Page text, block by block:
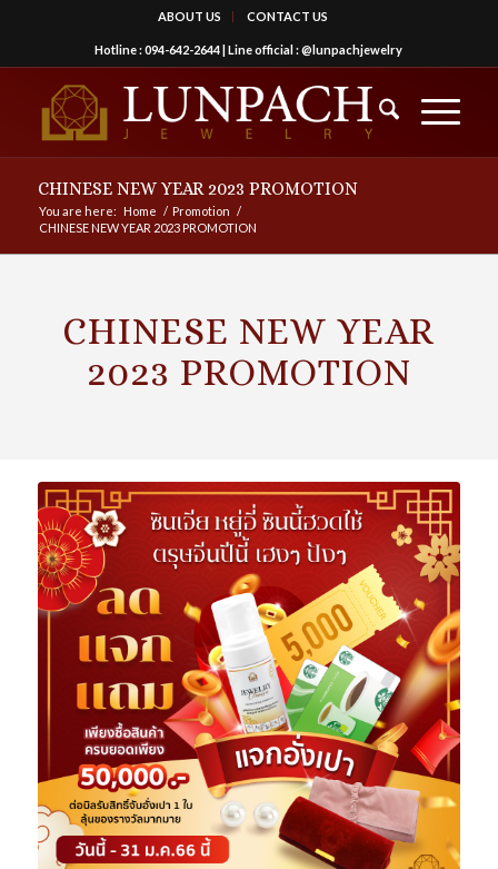
ABOUT US CONTACT US
Hotline :094-642-2644| Line official :@lunpachjewelry
CHINESE NEW YEAR 2023 PROMOTION
You are here: Home / Promotion /
CHINESE NEW YEAR 2023 PROMOTION
CHINESE NEW YEAR
2023 PROMOTION